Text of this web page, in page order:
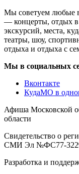
Мы советуем любые
— концерты, отдых в
экскурсий, места,
театры, шоу,
отдыха и отдыха с
Мы в социальных
Вконтакте
КудаМО в
Афиша Московской
области
Свидетельство о
СМИ Эл №ФС77-
Разработка и